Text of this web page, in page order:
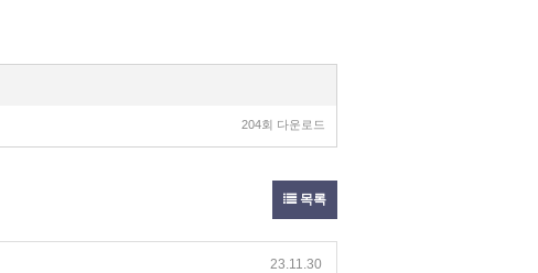
204회 다운로드
목록
23.11.30